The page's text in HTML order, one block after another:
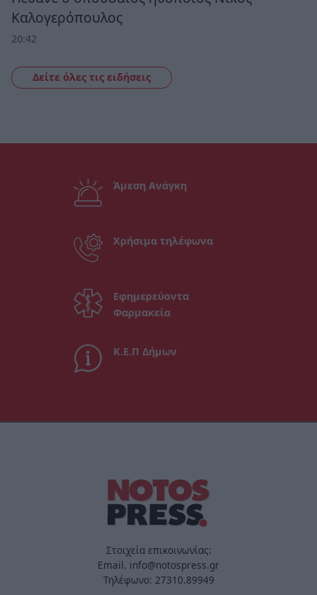
Καλογερόπουλος
20:42
Δείτε όλες τις ειδήσεις
Άμεση Ανάγκη
Χρήσιμα τηλέφωνα
Εφημερεύοντα
Φαρμακεία
Κ.Ε.Π Δήμων
Στοιχεία επικοινωνίας:
Email. info@notospress.gr
Τηλέφωνο: 27310.89949